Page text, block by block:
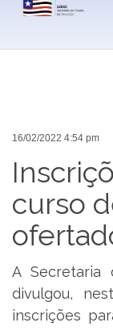
16/02/2022 4:54 pm
curso
A Secretaria
divulgou,
inscrições